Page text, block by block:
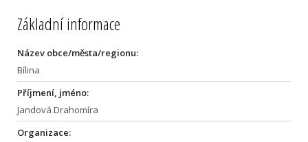
Základní informace
Název obce/města/regionu:
Bílina
Příjmení, jméno:
Jandová Drahomíra
Organizace: